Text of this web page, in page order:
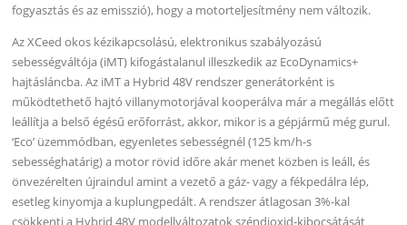
fogyasztás és az emisszió), hogy a motorteljesítmény nem változik.
Az XCeed okos kézikapcsolású, elektronikus szabályozású
sebességváltója (iMT) kifogástalanul illeszkedik az EcoDynamics+
hajtásláncba. Az iMT a Hybrid 48V rendszer generátorként is
működtethető hajtó villanymotorjával kooperálva már a megállás előtt
leállítja a belső égésű erőforrást, akkor, mikor is a gépjármű még gurul.
‘Eco’ üzemmódban, egyenletes sebességnél (125 km/h-s
sebességhatárig) a motor rövid időre akár menet közben is leáll, és
önvezérelten újraindul amint a vezető a gáz- vagy a fékpedálra lép,
esetleg kinyomja a kuplungpedált. A rendszer átlagosan 3%-kal
csökkenti a Hybrid 48V modellváltozatok széndioxid-kibocsátását